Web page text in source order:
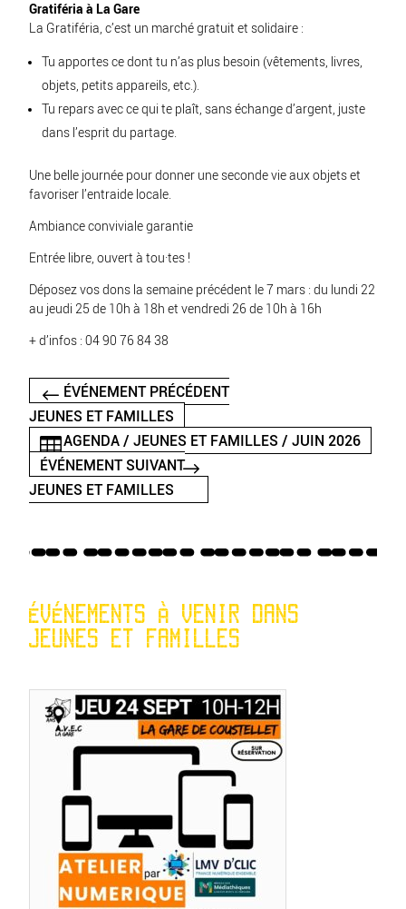
Gratiféria à La Gare
La Gratiféria, c’est un marché gratuit et solidaire :
Tu apportes ce dont tu n’as plus besoin (vêtements, livres,
objets, petits appareils, etc.).
Tu repars avec ce qui te plaît, sans échange d’argent, juste
dans l’esprit du partage.
Une belle journée pour donner une seconde vie aux objets et
favoriser l’entraide locale.
Ambiance conviviale garantie
Entrée libre, ouvert à tou·tes !
Déposez vos dons la semaine précédent le 7 mars : du lundi 22
au jeudi 25 de 10h à 18h et vendredi 26 de 10h à 16h
+ d’infos : 04 90 76 84 38
ÉVÉNEMENT PRÉCÉDENT
JEUNES ET FAMILLES
AGENDA / JEUNES ET FAMILLES / JUIN 2026
ÉVÉNEMENT SUIVANT
JEUNES ET FAMILLES
ÉVÉNEMENTS À VENIR DANS
JEUNES ET FAMILLES